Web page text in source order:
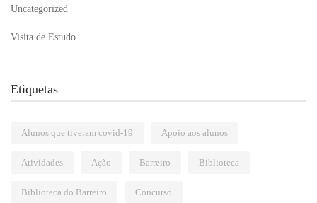
Uncategorized
Visita de Estudo
Etiquetas
Alunos que tiveram covid-19 Apoio aos alunos
Atividades Ação Barreiro Biblioteca
Biblioteca do Barreiro Concurso